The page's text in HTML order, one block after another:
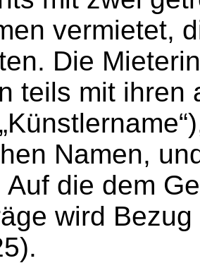
vermietet,
Die
teils mit ihren
Namen,
Auf die dem
wird